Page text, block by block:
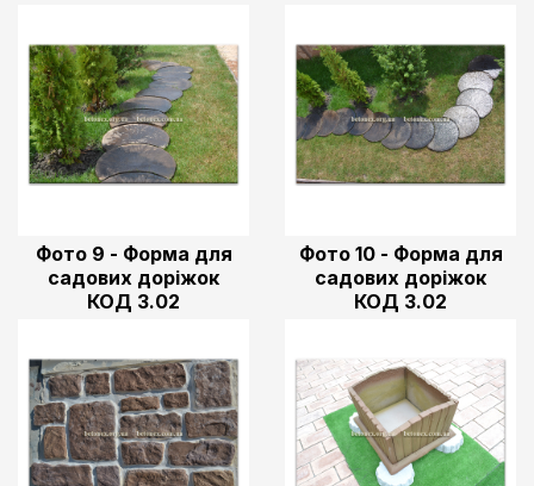
Фото 9 - Форма для
садових доріжок
КОД 3.02
Фото 10 - Форма для
садових доріжок
КОД 3.02